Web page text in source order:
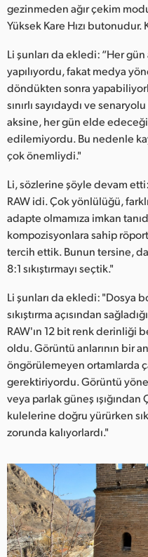
gezinmeden ağır çekim
Yüksek Kare Hızı butonudur.
Li şunları da ekledi: “Her
yapılıyordu, fakat medya
döndükten sonra
sınırlı sayıdaydı ve
aksine, her gün elde
edilemiyordu. Bu nedenle
çok önemliydi."
Li, sözlerine şöyle devam
RAW idi. Çok yönlülüğü,
adapte olmamıza imkan
kompozisyonlara sahip
tercih ettik. Bunun tersine,
8:1 sıkıştırmayı seçtik."
Li şunları da ekledi: "Dosya
sıkıştırma açısından
RAW'ın 12 bit renk derinliği
oldu. Görüntü anlarının bir
öngörülemeyen ortamlarda
gerektiriyordu. Görüntü
veya parlak güneş
kulelerine doğru yürürken
zorunda kalıyorlardı."